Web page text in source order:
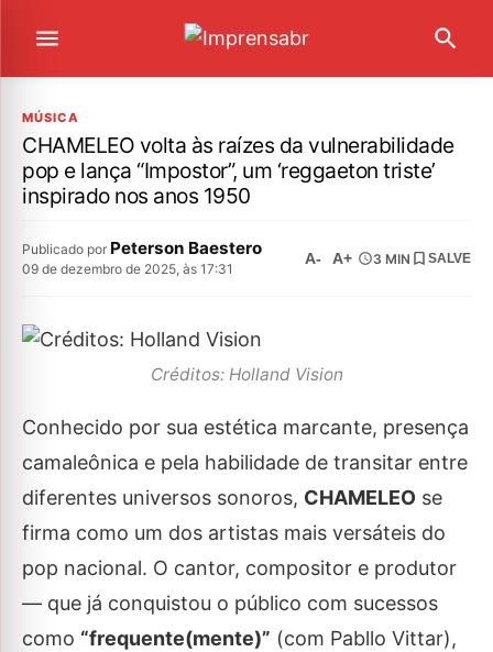
MÚSICA
CHAMELEO volta às raízes da vulnerabilidade
pop e lança “Impostor”, um ‘reggaeton triste’
inspirado nos anos 1950
Publicado por Peterson Baestero
09 de dezembro de 2025, às 17:31
A- A+ 3 MIN SALVE
Créditos: Holland Vision
Conhecido por sua estética marcante, presença
camaleônica e pela habilidade de transitar entre
diferentes universos sonoros, CHAMELEO se
firma como um dos artistas mais versáteis do
pop nacional. O cantor, compositor e produtor
— que já conquistou o público com sucessos
como “frequente(mente)” (com Pabllo Vittar),